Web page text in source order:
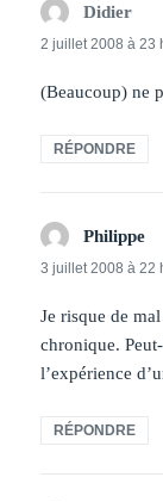
Didier
2 juillet 2008 à 23
(Beaucoup) ne
RÉPONDRE
Philippe
3 juillet 2008 à 22
Je risque de
chronique.
l’expérience
RÉPONDRE